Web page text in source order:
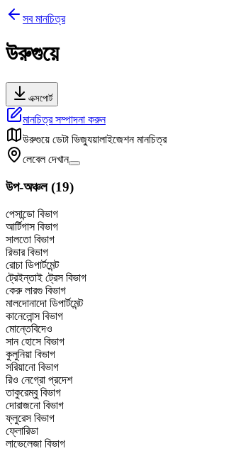
সব মানচিত্র
উরুগুয়ে
এক্সপোর্ট
মানচিত্র সম্পাদনা করুন
উরুগুয়ে ডেটা ভিজ্যুয়ালাইজেশন মানচিত্র
লেবেল দেখান
উপ-অঞ্চল(19)
পেসান্ডো বিভাগ
আর্টিগাস বিভাগ
সালতো বিভাগ
রিভার বিভাগ
রোচা ডিপার্টমেন্ট
ট্রেইন্তাই ট্রেস বিভাগ
কেরু লারগু বিভাগ
মালদোনাদো ডিপার্টমেন্ট
কানেলোন্স বিভাগ
মোন্তেবিদেও
সান হোসে বিভাগ
কুলুনিয়া বিভাগ
সরিয়ানো বিভাগ
রিও নেগ্রো প্রদেশ
তাকুরেম্বু বিভাগ
দোরাজনো বিভাগ
ফ্লুরেস বিভাগ
ফ্লোরিডা
লাভেলেজা বিভাগ